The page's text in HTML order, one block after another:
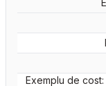
Exemplu de